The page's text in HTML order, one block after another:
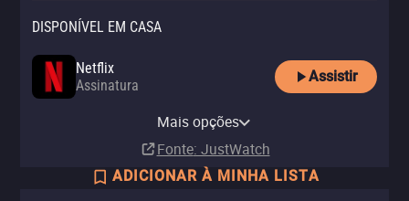
DISPONÍVEL EM CASA
Netflix
Assinatura
Assistir
Mais opções
Fonte: JustWatch
ADICIONAR À MINHA LISTA